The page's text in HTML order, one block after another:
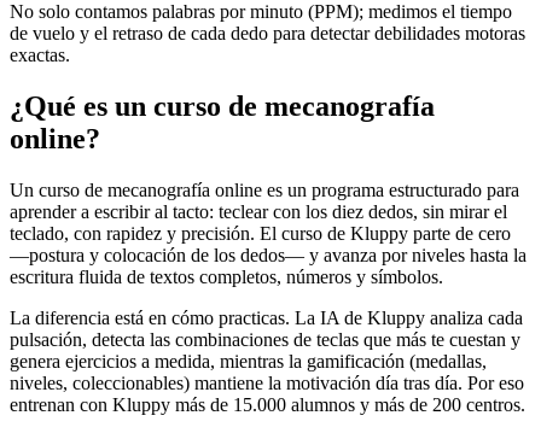
No solo contamos palabras por minuto (PPM); medimos el tiempo
de vuelo y el retraso de cada dedo para detectar debilidades motoras
exactas.
¿Qué es un curso de mecanografía
online?
Un curso de mecanografía online es un programa estructurado para
aprender a escribir al tacto: teclear con los diez dedos, sin mirar el
teclado, con rapidez y precisión. El curso de Kluppy parte de cero
—postura y colocación de los dedos— y avanza por niveles hasta la
escritura fluida de textos completos, números y símbolos.
La diferencia está en cómo practicas. La IA de Kluppy analiza cada
pulsación, detecta las combinaciones de teclas que más te cuestan y
genera ejercicios a medida, mientras la gamificación (medallas,
niveles, coleccionables) mantiene la motivación día tras día. Por eso
entrenan con Kluppy más de 15.000 alumnos y más de 200 centros.